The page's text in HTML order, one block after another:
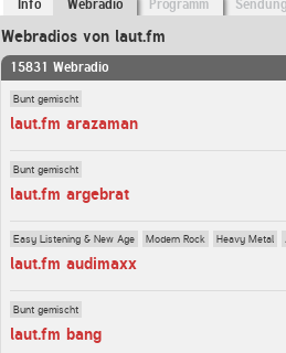
Info Webradio Programm
Webradios von laut.fm
15831 Webradio
Bunt gemischt
laut.fm arazaman
Bunt gemischt
laut.fm argebrat
Easy Listening & New Age Modern Rock Heavy Metal
laut.fm audimaxx
Bunt gemischt
laut.fm bang